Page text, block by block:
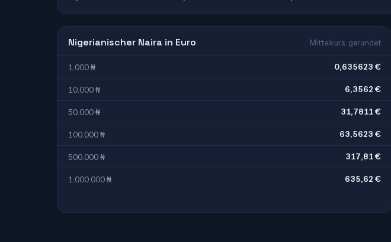
Nigerianischer Naira in Euro Mittelkurs, gerundet
1.000 ₦ 0,635623 €
10.000 ₦ 6,3562 €
50.000 ₦ 31,7811 €
100.000 ₦ 63,5623 €
500.000 ₦ 317,81 €
1.000.000 ₦ 635,62 €